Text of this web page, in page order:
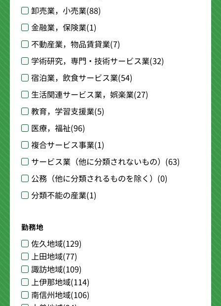
卸売業，小売業(88)
金融業，保険業(1)
不動産業，物品賃貸業(7)
学術研究，専門・技術サービス業(32)
宿泊業，飲食サービス業(54)
生活関連サービス業，娯楽業(27)
教育，学習支援業(5)
医療，福祉(96)
複合サービス事業(1)
サービス業（他に分類されないもの） (63)
公務（他に分類されるものを除く） (0)
分類不能の産業(1)
勤務地
佐久地域(129)
上田地域(77)
諏訪地域(109)
上伊那地域(114)
南信州地域(106)